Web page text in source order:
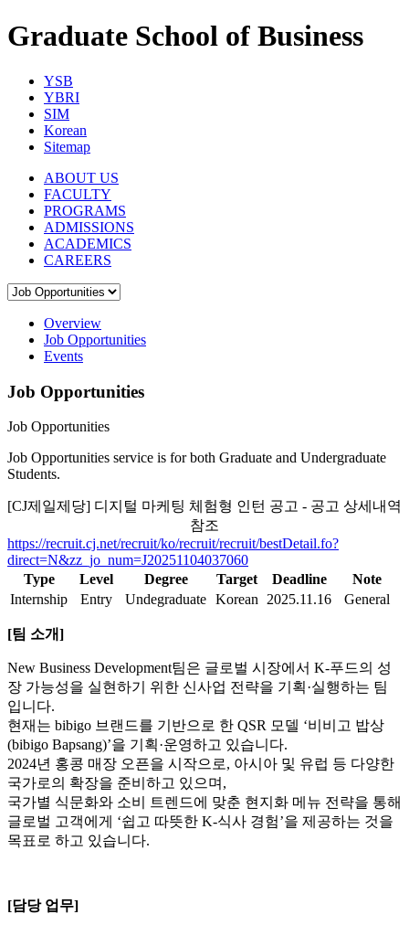
Graduate School of Business
YSB
YBRI
SIM
Korean
Sitemap
ABOUT US
FACULTY
PROGRAMS
ADMISSIONS
ACADEMICS
CAREERS
Overview
Job Opportunities
Events
Job Opportunities
Job Opportunities
Job Opportunities service is for both Graduate and Undergraduate
Students.
[CJ제일제당] 디지털 마케팅 체험형 인턴 공고 - 공고 상세내역
참조
https://recruit.cj.net/recruit/ko/recruit/recruit/bestDetail.fo?
direct=N&zz_jo_num=J20251104037060
Type
Level Degree Target Deadline
Note
Internship
Entry Undegraduate Korean 2025.11.16 General
[팀 소개]
New Business Development팀은 글로벌 시장에서 K-푸드의 성
장 가능성을 실현하기 위한 신사업 전략을 기획·실행하는 팀
입니다.
현재는 bibigo 브랜드를 기반으로 한 QSR 모델 ‘비비고 밥상
(bibigo Bapsang)’을 기획·운영하고 있습니다.
2024년 홍콩 매장 오픈을 시작으로, 아시아 및 유럽 등 다양한
국가로의 확장을 준비하고 있으며 ,
국가별 식문화와 소비 트렌드에 맞춘 현지화 메뉴 전략을 통해
글로벌 고객에게 ‘쉽고 따뜻한 K-식사 경험’을 제공하는 것을
목표로 하고 있습니다.
[담당 업무]